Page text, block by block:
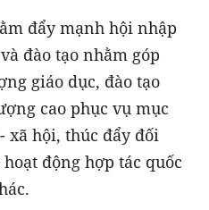
đẩy mạnh hội nhập
đào tạo nhằm góp
giáo dục, đào tạo
cao phục vụ mục
hội, thúc đẩy đối
động hợp tác quốc